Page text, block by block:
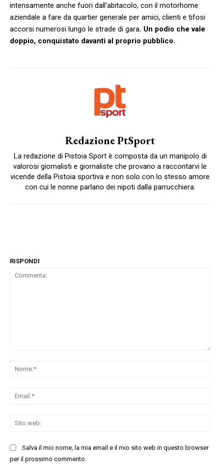
intensamente anche fuori dall’abitacolo, con il motorhome
aziendale a fare da quartier generale per amici, clienti e tifosi
accorsi numerosi lungo le strade di gara. Un podio che vale
doppio, conquistato davanti al proprio pubblico.
Redazione PtSport
La redazione di Pistoia Sport è composta da un manipolo di
valorosi giornalisti e giornaliste che provano a raccontarvi le
vicende della Pistoia sportiva e non solo con lo stesso amore
con cui le nonne parlano dei nipoti dalla parrucchiera.
RISPONDI
Salva il mio nome, la mia email e il mio sito web in questo browser
per il prossimo commento.